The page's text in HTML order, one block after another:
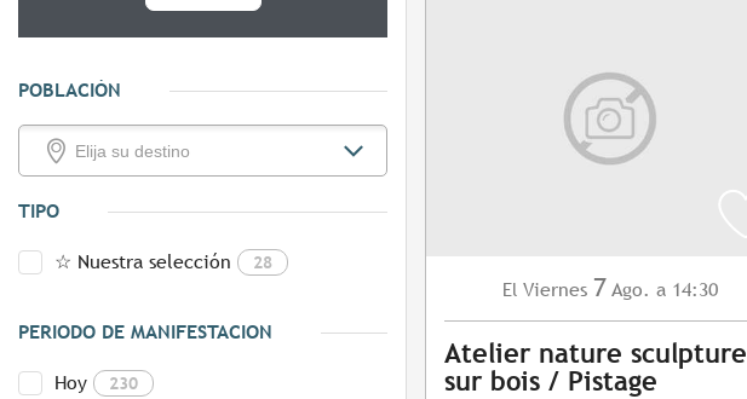
POBLACIÓN
TIPO
☆ Nuestra selección 28
PERIODO DE MANIFESTACION
Hoy 230
El Viernes 7 Ago. a 14:30
Atelier nature sculpture
sur bois / Pistage